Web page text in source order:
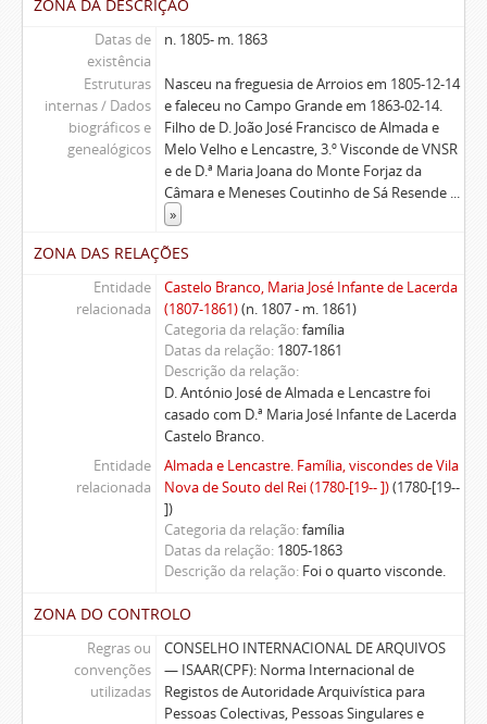
ZONA DA DESCRIÇÃO
Datas de
existência
n. 1805- m. 1863
Estruturas
internas / Dados
biográficos e
genealógicos
Nasceu na freguesia de Arroios em 1805-12-14
e faleceu no Campo Grande em 1863-02-14.
Filho de D. João José Francisco de Almada e
Melo Velho e Lencastre, 3.º Visconde de VNSR
e de D.ª Maria Joana do Monte Forjaz da
Câmara e Meneses Coutinho de Sá Resende ...
»
ZONA DAS RELAÇÕES
Entidade
relacionada
Castelo Branco, Maria José Infante de Lacerda
(1807-1861)(n. 1807 - m. 1861)
Categoria da relação família
Datas da relação 1807-1861
Descrição da relação
D. António José de Almada e Lencastre foi
casado com D.ª Maria José Infante de Lacerda
Castelo Branco.
Entidade
relacionada
Almada e Lencastre. Família, viscondes de Vila
Nova de Souto del Rei (1780-[19-- ])(1780-[19--
])
Categoria da relação família
Datas da relação 1805-1863
Descrição da relação Foi o quarto visconde.
ZONA DO CONTROLO
Regras ou
convenções
utilizadas
CONSELHO INTERNACIONAL DE ARQUIVOS
— ISAAR(CPF): Norma Internacional de
Registos de Autoridade Arquivística para
Pessoas Colectivas, Pessoas Singulares e